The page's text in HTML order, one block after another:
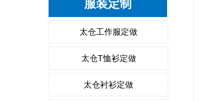
服装定制
太仓工作服定做
太仓T恤衫定做
太仓衬衫定做